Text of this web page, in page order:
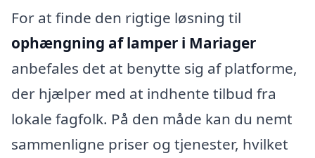
For at finde den rigtige løsning til
ophængning af lamper i Mariager
anbefales det at benytte sig af platforme,
der hjælper med at indhente tilbud fra
lokale fagfolk. På den måde kan du nemt
sammenligne priser og tjenester, hvilket